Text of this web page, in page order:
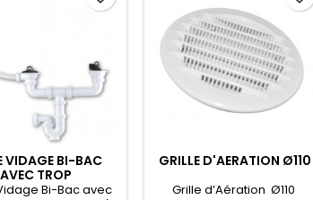
VIDAGE BI-BAC
AVEC TROP
SIPHON
Bi-Bac avec
GRILLE D'AERATION Ø110
Grille d’Aération Ø110